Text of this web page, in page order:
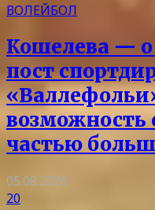
ВОЛЕЙБОЛ
Кошелева — о
пост
возможность
частью
05.08.2026
20